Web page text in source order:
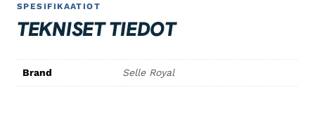
SPESIFIKAATIOT
TEKNISET TIEDOT
Brand Selle Royal